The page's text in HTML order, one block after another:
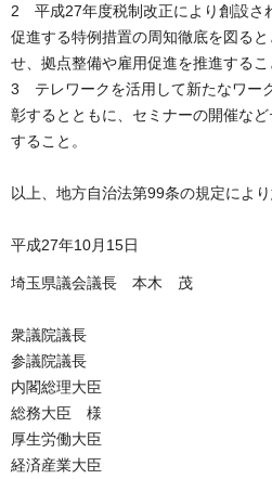
2 平成27年度税制改正により創設さ
促進する特例措置の周知徹底を図る
せ、拠点整備や雇用促進を推進するこ
3 テレワークを活用して新たなワー
彰するとともに、セミナーの開催な
すること。
以上、地方自治法第99条の規定により
平成27年10月15日
埼玉県議会議長 本木 茂
衆議院議長
参議院議長
内閣総理大臣
総務大臣 様
厚生労働大臣
経済産業大臣